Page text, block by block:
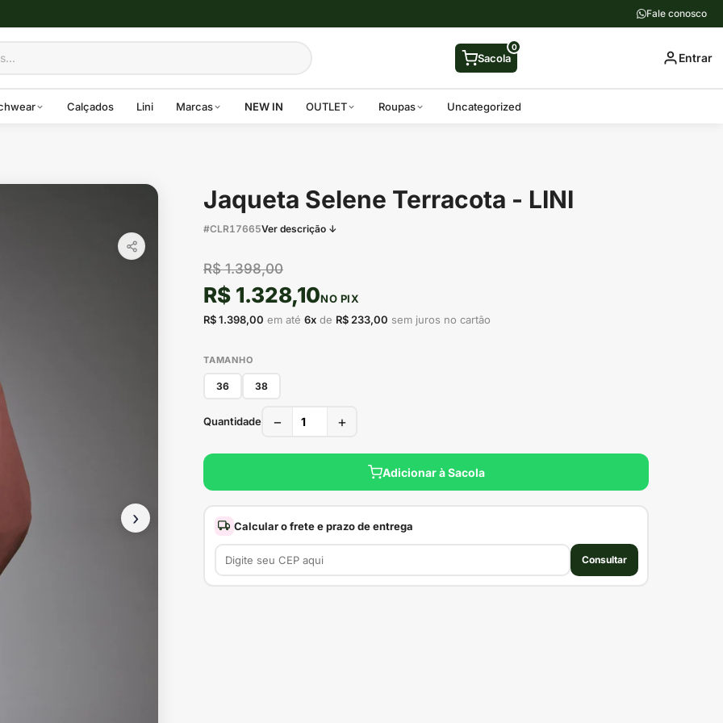
Fale conosco
Sacola
0
Entrar
Calçados Lini Marcas NEW IN OUTLET Roupas Uncategorized
›
Jaqueta Selene Terracota - LINI
#CLR17665Ver descrição ↓
R$ 1.398,00
R$ 1.328,10NO PIX
R$ 1.398,00 em até 6x de R$ 233,00 sem juros no cartão
TAMANHO
36 38
Quantidade − +
Adicionar à Sacola
Calcular o frete e prazo de entrega
Consultar